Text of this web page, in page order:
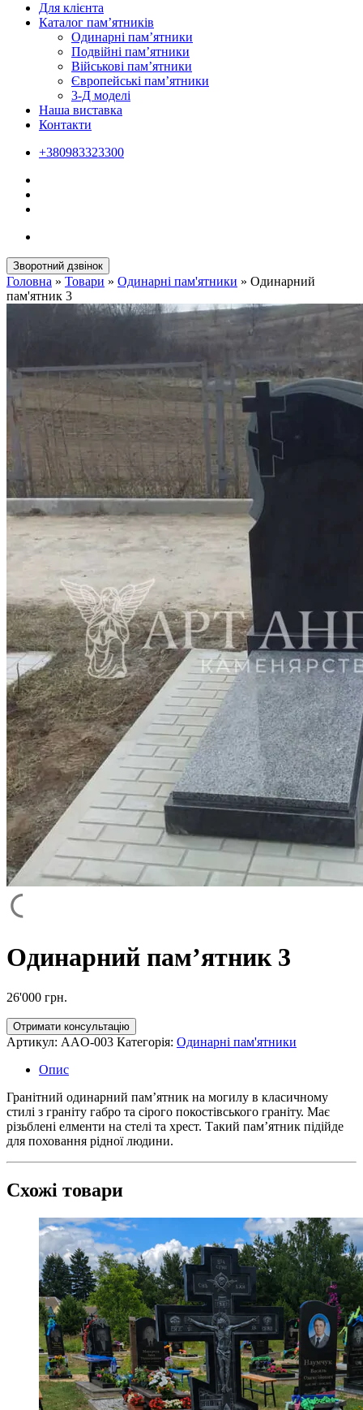
Для клієнта
Каталог пам’ятників
Одинарні пам’ятники
Подвійні пам’ятники
Військові пам’ятники
Європейські пам’ятники
3-Д моделі
Наша виставка
Контакти
+380983323300
Зворотний дзвінок
Головна » Товари » Одинарні пам'ятники » Одинарний
пам'ятник 3
Одинарний пам’ятник 3
26'000 грн.
Отримати консультацію
Артикул: AAO-003 Категорія: Одинарні пам'ятники
Опис
Гранітний одинарний пам’ятник на могилу в класичному
стилі з граніту габро та сірого покостівського граніту. Має
різьблені елменти на стелі та хрест. Такий пам’ятник підійде
для поховання рідної людини.
Схожі товари